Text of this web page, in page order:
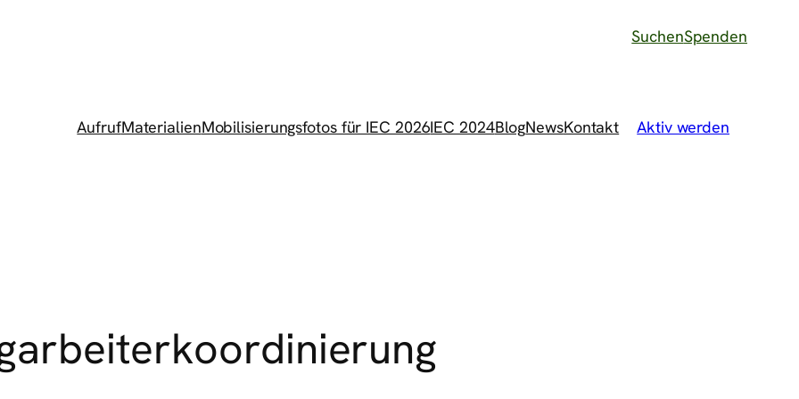
SuchenSpenden
AufrufMaterialienMobilisierungsfotos für IEC 2026IEC 2024BlogNewsKontakt Aktiv werden